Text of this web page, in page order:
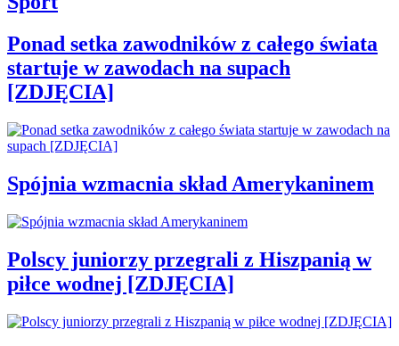
Ponad setka zawodników z całego świata
startuje w zawodach na supach
[ZDJĘCIA]
Spójnia wzmacnia skład Amerykaninem
Polscy juniorzy przegrali z Hiszpanią w
piłce wodnej [ZDJĘCIA]